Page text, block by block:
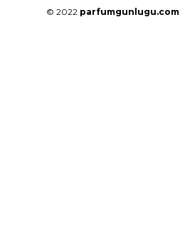
© 2022 parfumgunlugu.com